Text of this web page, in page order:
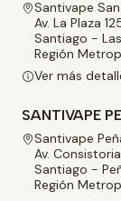
Santivape
Av. La Plaza
Santiago -
Región
Ver más
SANTIVAPE
Santivape
Av.
Santiago -
Región